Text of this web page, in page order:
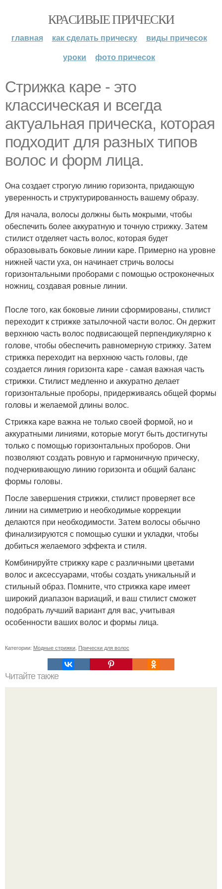
КРАСИВЫЕ ПРИЧЕСКИ
главная как сделать прическу
виды причесок
уроки
фото причесок
Стрижка каре - это
классическая и всегда
актуальная прическа, которая
подходит для разных типов
волос и форм лица.
Она создает строгую линию горизонта, придающую
уверенность и структурированность вашему образу.
Для начала, волосы должны быть мокрыми, чтобы
обеспечить более аккуратную и точную стрижку. Затем
стилист отделяет часть волос, которая будет
образовывать боковые линии каре. Примерно на уровне
нижней части уха, он начинает стричь волосы
горизонтальными проборами с помощью остроконечных
ножниц, создавая ровные линии.
После того, как боковые линии сформированы, стилист
переходит к стрижке затылочной части волос. Он держит
верхнюю часть волос подвисающей перпендикулярно к
голове, чтобы обеспечить равномерную стрижку. Затем
стрижка переходит на верхнюю часть головы, где
создается линия горизонта каре - самая важная часть
стрижки. Стилист медленно и аккуратно делает
горизонтальные проборы, придерживаясь общей формы
головы и желаемой длины волос.
Стрижка каре важна не только своей формой, но и
аккуратными линиями, которые могут быть достигнуты
только с помощью горизонтальных проборов. Они
позволяют создать ровную и гармоничную прическу,
подчеркивающую линию горизонта и общий баланс
формы головы.
После завершения стрижки, стилист проверяет все
линии на симметрию и необходимые коррекции
делаются при необходимости. Затем волосы обычно
финализируются с помощью сушки и укладки, чтобы
добиться желаемого эффекта и стиля.
Комбинируйте стрижку каре с различными цветами
волос и аксессуарами, чтобы создать уникальный и
стильный образ. Помните, что стрижка каре имеет
широкий диапазон вариаций, и ваш стилист сможет
подобрать лучший вариант для вас, учитывая
особенности ваших волос и формы лица.
Категории: Модные стрижки Прически для волос
Читайте также